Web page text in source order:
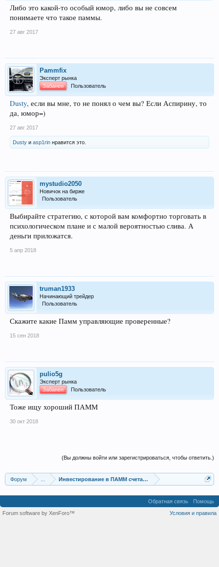
Либо это какой-то особый юмор, либо вы не совсем
понимаете что такое паммы.
27 авг 2017
Pammfix
Эксперт рынка
Забанен
Пользователь
Dusty, если вы мне, то не понял о чем вы? Если Аспирину, то
да, юмор=)
27 авг 2017
Dusty и asp1rin нравится это.
mystudio2050
Новичок на бирже
Пользователь
Выбирайте стратегию, с которой вам комфортно торговать в
психологическом плане и с малой вероятностью слива. А
деньги приложатся.
5 апр 2018
truman1933
Начинающий трейдер
Пользователь
Скажите какие Памм управляющие проверенные?
15 сен 2018
pulio5g
Эксперт рынка
Забанен
Пользователь
Тоже ищу хороший ПАММ
30 окт 2018
(Вы должны войти или зарегистрироваться, чтобы ответить.)
Форум Инвестирование в ПАММ счета, сервисы сигналов
Обратная связь
Помощь
Условия и правила
Forum software by XenForo™